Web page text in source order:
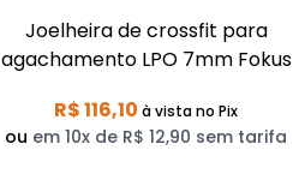
Joelheira de crossfit para
agachamento LPO 7mm Fokus
R$ 116,10 à vistano Pix
ou em 10x de R$ 12,90 sem tarifa